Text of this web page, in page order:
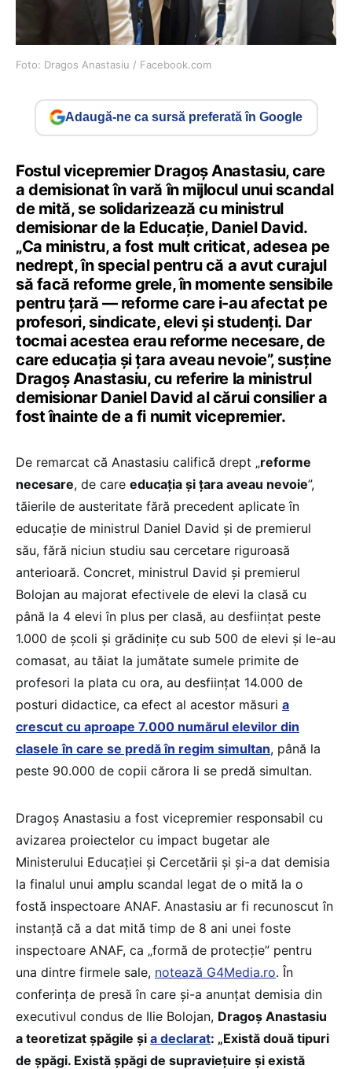
Foto: Dragos Anastasiu / Facebook.com
Adaugă-ne ca sursă preferată în Google
Fostul vicepremier Dragoș Anastasiu, care
a demisionat în vară în mijlocul unui scandal
de mită, se solidarizează cu ministrul
demisionar de la Educație, Daniel David.
„Ca ministru, a fost mult criticat, adesea pe
nedrept, în special pentru că a avut curajul
să facă reforme grele, în momente sensibile
pentru țară — reforme care i-au afectat pe
profesori, sindicate, elevi și studenți. Dar
tocmai acestea erau reforme necesare, de
care educația și țara aveau nevoie”, susține
Dragoș Anastasiu, cu referire la ministrul
demisionar Daniel David al cărui consilier a
fost înainte de a fi numit vicepremier.
De remarcat că Anastasiu califică drept „reforme
necesare, de care educația și țara aveau nevoie”,
tăierile de austeritate fără precedent aplicate în
educație de ministrul Daniel David și de premierul
său, fără niciun studiu sau cercetare riguroasă
anterioară. Concret, ministrul David și premierul
Bolojan au majorat efectivele de elevi la clasă cu
până la 4 elevi în plus per clasă, au desființat peste
1.000 de școli și grădinițe cu sub 500 de elevi și le-au
comasat, au tăiat la jumătate sumele primite de
profesori la plata cu ora, au desființat 14.000 de
posturi didactice, ca efect al acestor măsuri a
crescut cu aproape 7.000 numărul elevilor din
clasele în care se predă în regim simultan, până la
peste 90.000 de copii cărora li se predă simultan.
Dragoș Anastasiu a fost vicepremier responsabil cu
avizarea proiectelor cu impact bugetar ale
Ministerului Educației și Cercetării și și-a dat demisia
la finalul unui amplu scandal legat de o mită la o
fostă inspectoare ANAF. Anastasiu ar fi recunoscut în
instanță că a dat mită timp de 8 ani unei foste
inspectoare ANAF, ca „formă de protecție” pentru
una dintre firmele sale, notează G4Media.ro. În
conferința de presă în care și-a anunțat demisia din
executivul condus de Ilie Bolojan, Dragoș Anastasiu
a teoretizat șpăgile și a declarat: „Există două tipuri
de şpăgi. Există şpăgi de supravieţuire şi există